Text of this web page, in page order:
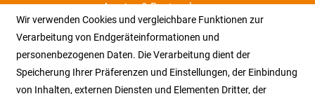
Wir verwenden Cookies und vergleichbare Funktionen zur
Verarbeitung von Endgeräteinformationen und
personenbezogenen Daten. Die Verarbeitung dient der
Speicherung Ihrer Präferenzen und Einstellungen, der Einbindung
von Inhalten, externen Diensten und Elementen Dritter, der
Anreise & Routenplaner
Nachhaltigkeit
Stadtwerke Hockenheim
Stellenmarkt
Links